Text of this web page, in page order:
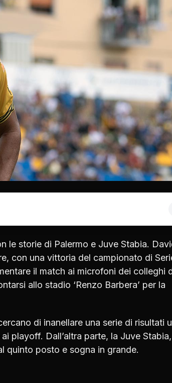
le storie di Palermo e Juve Stabia.
con una vittoria del campionato di
il match ai microfoni dei colleghi
allo stadio ‘Renzo Barbera’ per la
di inanellare una serie di risultati
playoff. Dall’altra parte, la Juve Stabia,
quinto posto e sogna in grande.